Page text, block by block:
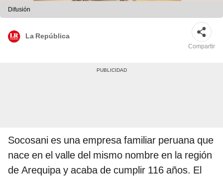
Difusión
La República
Compartir
Socosani es una empresa familiar peruana que
nace en el valle del mismo nombre en la región
de Arequipa y acaba de cumplir 116 años. El